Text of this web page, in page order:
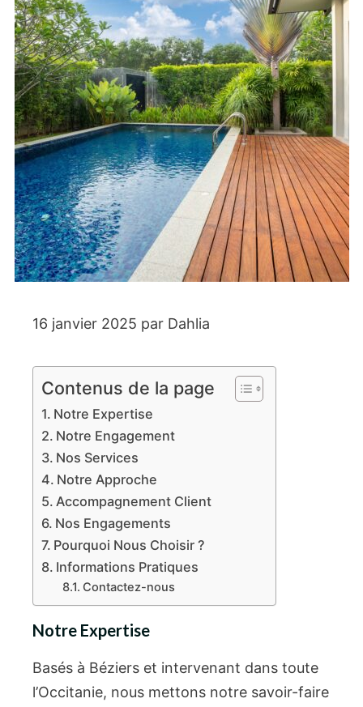
16 janvier 2025 par Dahlia
Contenus de la page
Notre Expertise
Notre Engagement
Nos Services
Notre Approche
Accompagnement Client
Nos Engagements
Pourquoi Nous Choisir ?
Informations Pratiques
Contactez-nous
Notre Expertise
Basés à Béziers et intervenant dans toute
l’Occitanie, nous mettons notre savoir-faire